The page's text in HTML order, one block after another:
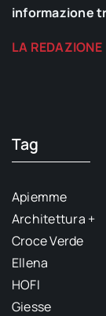
informazione
LA REDAZIONE
Tag
Apiemme
Architettura +
Croce Verde
Ellena
HOFI
Giesse